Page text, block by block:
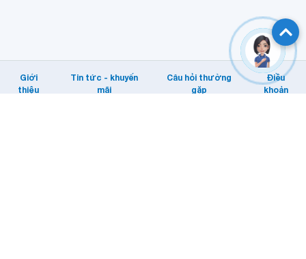
Giới
thiệu
Tin tức - khuyến
mãi
Câu hỏi thường
gặp
Điều
khoản